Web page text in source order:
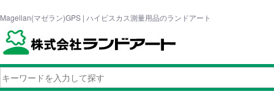
Magellan(マゼラン)GPS | ハイビスカス測量用品のランドアート